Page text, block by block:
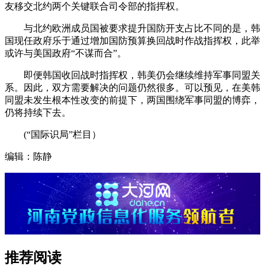
友移交北约两个关键联合司令部的指挥权。
与北约欧洲成员国被要求提升国防开支占比不同的是，韩
国现任政府乐于通过增加国防预算换回战时作战指挥权，此举
或许与美国政府“不谋而合”。
即便韩国收回战时指挥权，韩美仍会继续维持军事同盟关
系。因此，双方需要解决的问题仍然很多。可以预见，在美韩
同盟未发生根本性改变的前提下，两国围绕军事同盟的博弈，
仍将持续下去。
(“国际识局”栏目）
编辑：陈静
推荐阅读